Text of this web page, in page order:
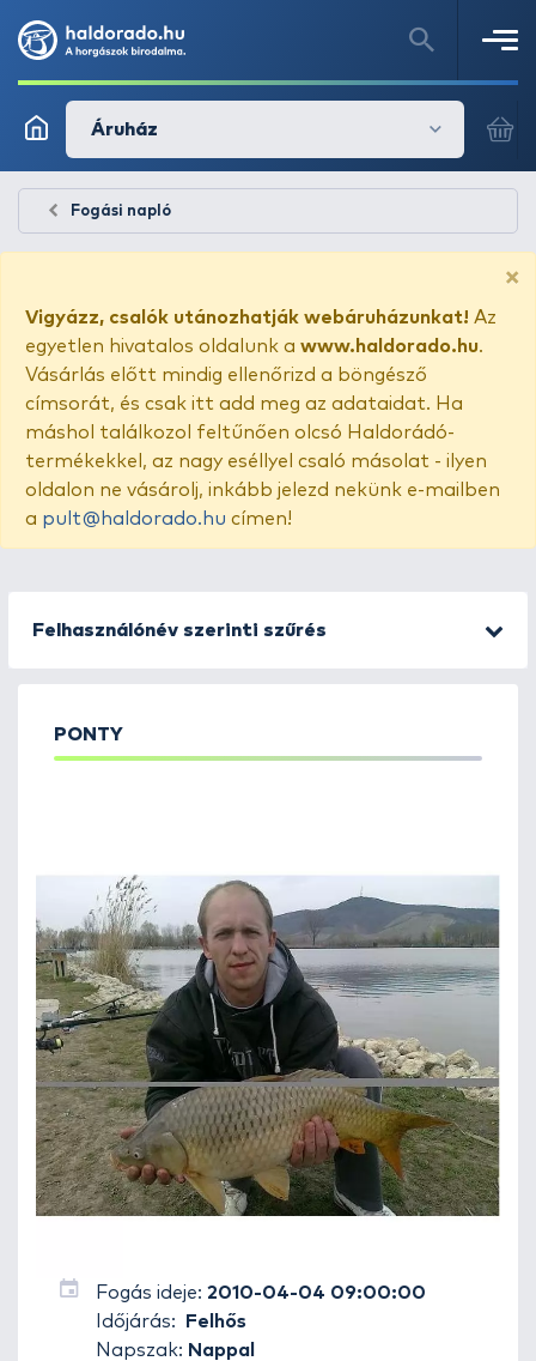
Áruház
Fogási napló
×
Vigyázz, csalók utánozhatják webáruházunkat! Az
egyetlen hivatalos oldalunk a www.haldorado.hu.
Vásárlás előtt mindig ellenőrizd a böngésző
címsorát, és csak itt add meg az adataidat. Ha
máshol találkozol feltűnően olcsó Haldorádó-
termékekkel, az nagy eséllyel csaló másolat - ilyen
oldalon ne vásárolj, inkább jelezd nekünk e-mailben
a pult@haldorado.hu címen!
Felhasználónév szerinti szűrés
PONTY
Fogás ideje: 2010-04-04 09:00:00
Időjárás:
Felhős
Napszak: Nappal